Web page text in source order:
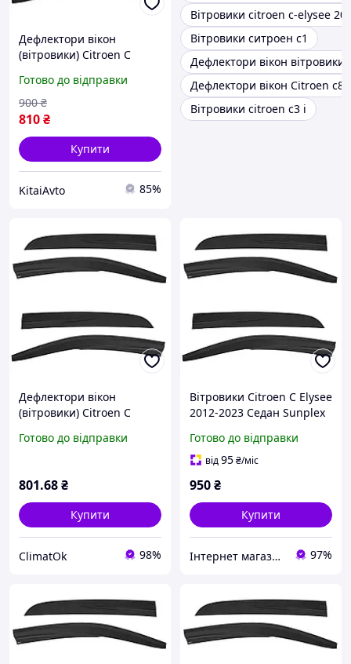
Дефлектори вікон
(вітровики) Citroen C
SunPlex, седан, на скотчі
Готово до відправки
810₴
900 ₴
Купити
KitaiAvto 85%
Вітровики citroen c-elysee
Вітровики ситроен c1
Дефлектори вікон
Дефлектори вікон Citroen c8
Вітровики citroen c3 i
Дефлектори вікон
(вітровики) Citroen C
SunPlex, седан, на скотчі
Готово до відправки
801.68₴
Купити
ClimatOk 98%
Вітровики Citroen C Elysee
2012-2023 Седан Sunplex
Готово до відправки
від95₴/міс
950₴
Купити
Інтернет магазин "Тюн-Авто" 97%